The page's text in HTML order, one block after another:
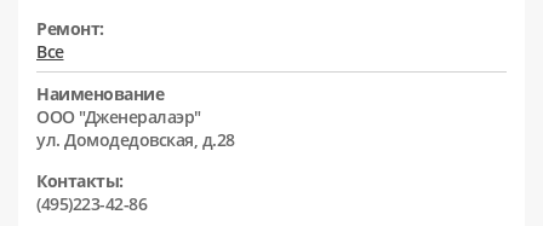
Ремонт:
Все
Наименование
ООО "Дженералаэр"
ул. Домодедовская, д.28
Контакты:
(495)223-42-86